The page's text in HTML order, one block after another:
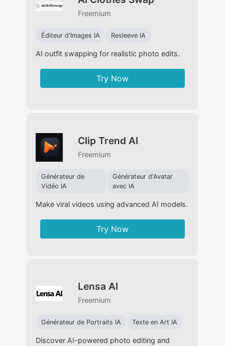
Freemium
Éditeur d'Images IA Resleeve IA
AI outfit swapping for realistic photo edits.
Try Now
Clip Trend AI
Freemium
Générateur de
Vidéo IA
Générateur d'Avatar
avec IA
Make viral videos using advanced AI models.
Try Now
Lensa AI
Freemium
Générateur de Portraits IA Texte en Art IA
Discover AI-powered photo editing and